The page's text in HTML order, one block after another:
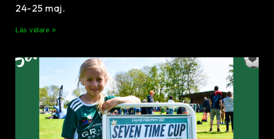
24-25 maj.
Läs vidare »